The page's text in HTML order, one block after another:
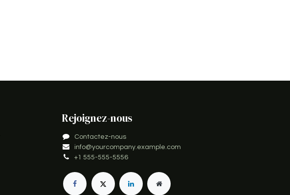
Rejoignez-nous
Contactez-nous
info@yourcompany.example.com
+1 555-555-5556